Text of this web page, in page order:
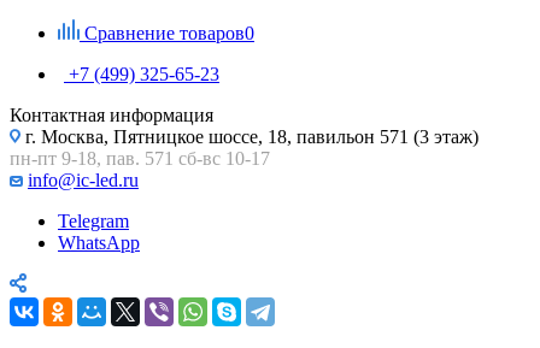
Сравнение товаров0
+7 (499) 325-65-23
Контактная информация
г. Москва, Пятницкое шоссе, 18, павильон 571 (3 этаж)
пн-пт 9-18, пав. 571 сб-вс 10-17
info@ic-led.ru
Telegram
WhatsApp